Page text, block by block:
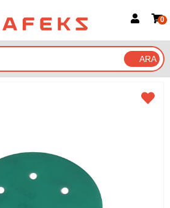
Google İle Bağlan
0